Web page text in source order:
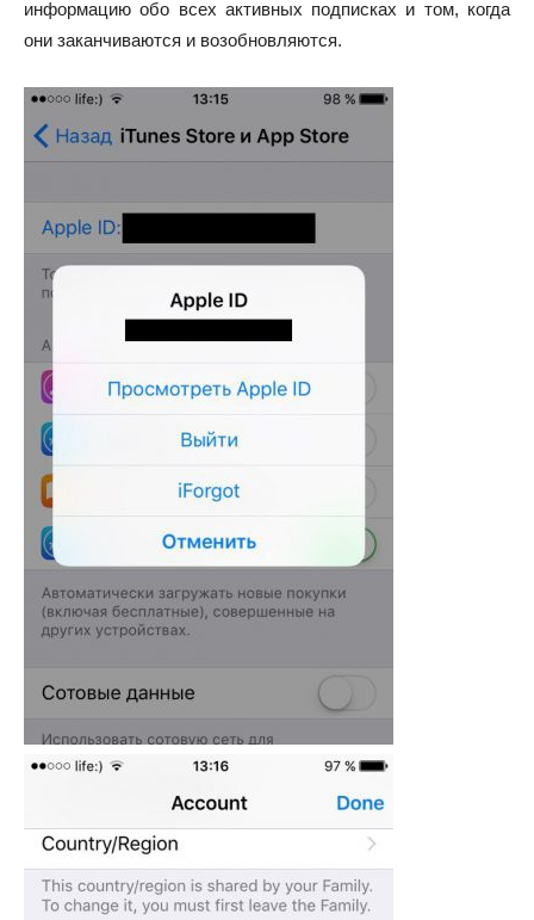
информацию обо всех активных подписках и том, когда
они заканчиваются и возобновляются.